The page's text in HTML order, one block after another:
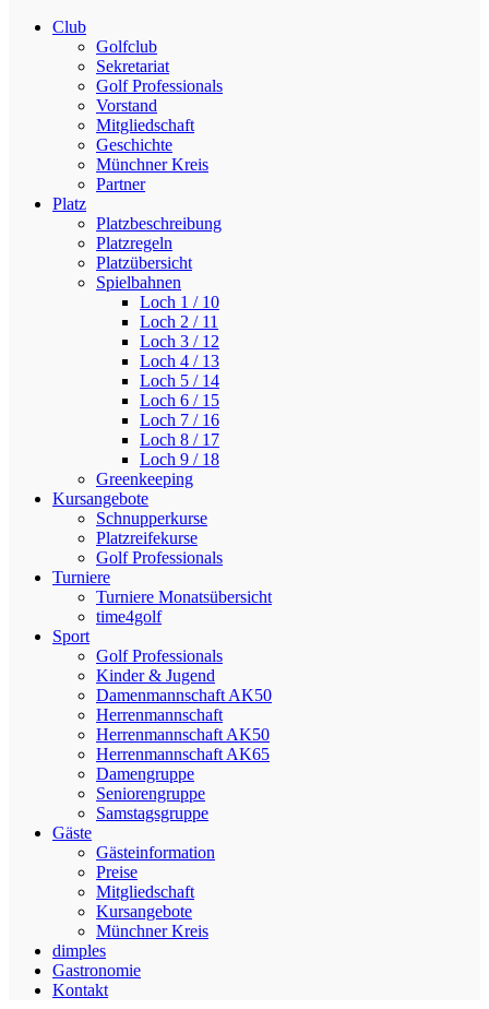
Club
Golfclub
Sekretariat
Golf Professionals
Vorstand
Mitgliedschaft
Geschichte
Münchner Kreis
Partner
Platz
Platzbeschreibung
Platzregeln
Platzübersicht
Spielbahnen
Loch 1 / 10
Loch 2 / 11
Loch 3 / 12
Loch 4 / 13
Loch 5 / 14
Loch 6 / 15
Loch 7 / 16
Loch 8 / 17
Loch 9 / 18
Greenkeeping
Kursangebote
Schnupperkurse
Platzreifekurse
Golf Professionals
Turniere
Turniere Monatsübersicht
time4golf
Sport
Golf Professionals
Kinder & Jugend
Damenmannschaft AK50
Herrenmannschaft
Herrenmannschaft AK50
Herrenmannschaft AK65
Damengruppe
Seniorengruppe
Samstagsgruppe
Gäste
Gästeinformation
Preise
Mitgliedschaft
Kursangebote
Münchner Kreis
dimples
Gastronomie
Kontakt